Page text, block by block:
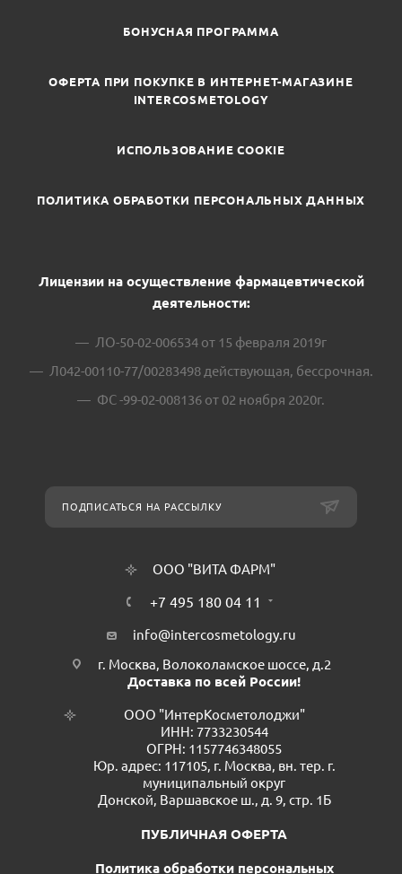
БОНУСНАЯ ПРОГРАММА
ОФЕРТА ПРИ ПОКУПКЕ В ИНТЕРНЕТ-МАГАЗИНЕ
INTERCOSMETOLOGY
ИСПОЛЬЗОВАНИЕ COOKIE
ПОЛИТИКА ОБРАБОТКИ ПЕРСОНАЛЬНЫХ ДАННЫХ
Лицензии на осуществление фармацевтической
деятельности:
ЛО-50-02-006534 от 15 февраля 2019г
Л042-00110-77/00283498 действующая, бессрочная.
ФС -99-02-008136 от 02 ноября 2020г.
ПОДПИСАТЬСЯ НА РАССЫЛКУ
ООО "ВИТА ФАРМ"
+7 495 180 04 11
info@intercosmetology.ru
г. Москва, Волоколамское шоссе, д.2
Доставка по всей России!
ООО "ИнтерКосметолоджи"
ИНН: 7733230544
ОГРН: 1157746348055
Юр. адрес: 117105, г. Москва, вн. тер. г.
муниципальный округ
Донской, Варшавское ш., д. 9, стр. 1Б
ПУБЛИЧНАЯ ОФЕРТА
Политика обработки персональных